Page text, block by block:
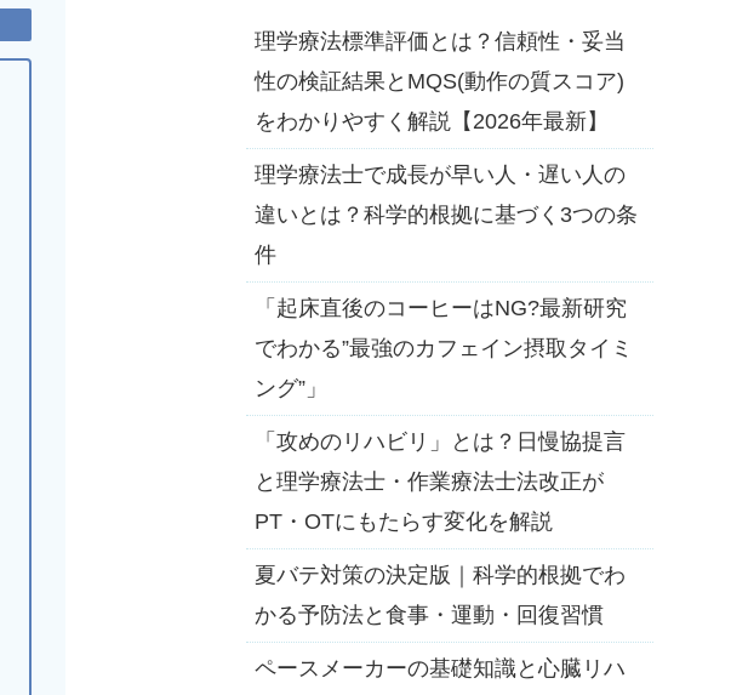
理学療法標準評価とは？信頼性・妥当
性の検証結果とMQS(動作の質スコア)
をわかりやすく解説【2026年最新】
理学療法士で成長が早い人・遅い人の
違いとは？科学的根拠に基づく3つの条
件
「起床直後のコーヒーはNG?最新研究
でわかる”最強のカフェイン摂取タイミ
ング”」
「攻めのリハビリ」とは？日慢協提言
と理学療法士・作業療法士法改正が
PT・OTにもたらす変化を解説
夏バテ対策の決定版｜科学的根拠でわ
かる予防法と食事・運動・回復習慣
ペースメーカーの基礎知識と心臓リハ